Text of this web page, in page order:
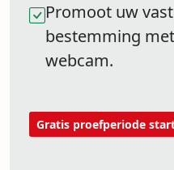
Promoot uw
bestemming
webcam.
Gratis proefperiode